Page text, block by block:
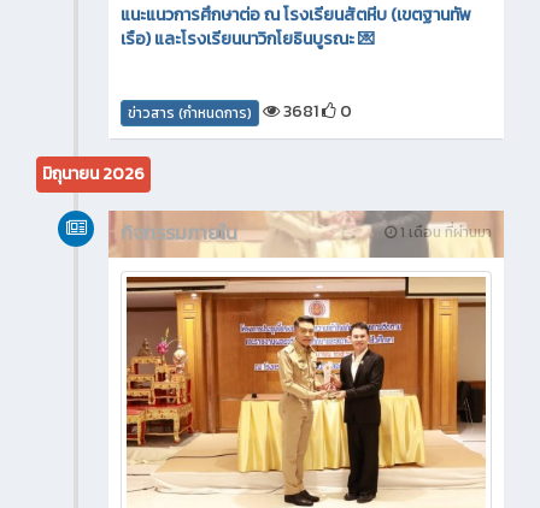
แนะแนวการศึกษาต่อ ณ โรงเรียนสัตหีบ (เขตฐานทัพ
เรือ) และโรงเรียนนาวิกโยธินบูรณะ 💌
ข่าวสาร (กำหนดการ) 3681 0
มิถุนายน 2026
1 เดือน ที่ผ่านมา
กิจกรรมภายใน